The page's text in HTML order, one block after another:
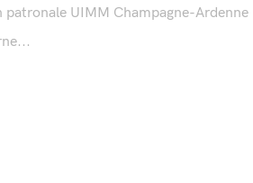
patronale UIMM Champagne-Ardenne